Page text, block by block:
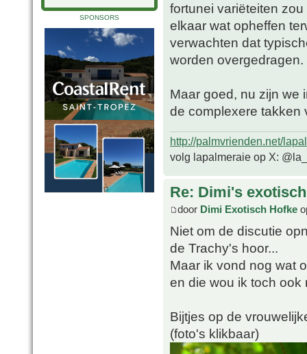
SPONSORS
fortunei variëteiten
elkaar wat opheffen
verwachten dat
worden overgedragen.
Maar goed, nu zijn
de complexere
http://palmvrienden.net/
volg lapalmeraie op X:
Re: Dimi's
door Dimi Exotisch Hofke
Niet om de discutie
de Trachy's hoor...
Maar ik vond nog wat
en die wou ik toch
Bijtjes op de
(foto's klikbaar)